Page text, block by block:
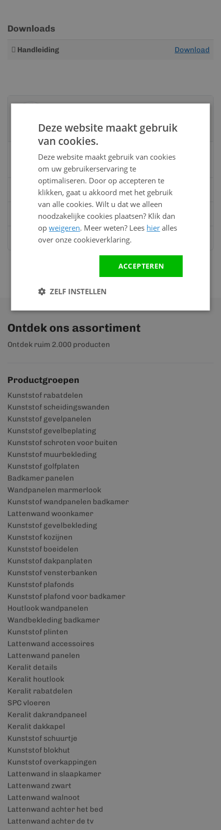
Downloads
Meer
Handleiding Download
Advies nodig?
specialisten
Vandaag bereikbaar
van 08:00 tot 17:00 uur
0528 - 355190
Mailinfo@kunststofbouwmateriaal.nl
Stuur ons een bericht opWhatsapp
Ontdek ons assortiment
Ontdek ruim 2.000 producten
Productgroepen
Kunststof rabatdelen
Kunststof scheidingswanden
Kunststof gevelpanelen
Kunststof gevelbeplating
Kunststof schroten voor buiten
Kunststof muurbekleding
Kunststof golfplaten
Badkamer panelen
Wandpanelen marmerlook
Kunststof wandpanelen badkamer
Lattenwand woonkamer
Kunststof gevelbekleding
Kunststof kozijnen
Kunststof boeidelen
Kunststof dakpanplaten
Kunststof vensterbanken
Kunststof plafonds
Kunststof plafond voor badkamer
Houtlook wandpanelen
Wandbekleding badkamer
Kunststof plinten
Lattenwand accessoires
Lattenwand panelen
Keralit details
Keralit houtlook
Keralit rabatdelen
SPC vloeren
Keralit dakrandpaneel
Keralit dakkapel
Kunststof schuurtje
Kunststof blokhut
Kunststof overkappingen
Lattenwand in slaapkamer
Lattenwand zwart
Lattenwand walnoot
Lattenwand achter het bed
Lattenwand achter de tv
Deze website maakt gebruik
van cookies.
Deze website maakt gebruik van cookies
om uw gebruikerservaring te
optimaliseren. Door op accepteren te
klikken, gaat u akkoord met het gebruik
van alle cookies. Wilt u dat we alleen
noodzakelijke cookies plaatsen? Klik dan
opweigeren. Meer weten? Lees hier alles
over onze cookieverklaring.
ACCEPTEREN
ZELF INSTELLEN